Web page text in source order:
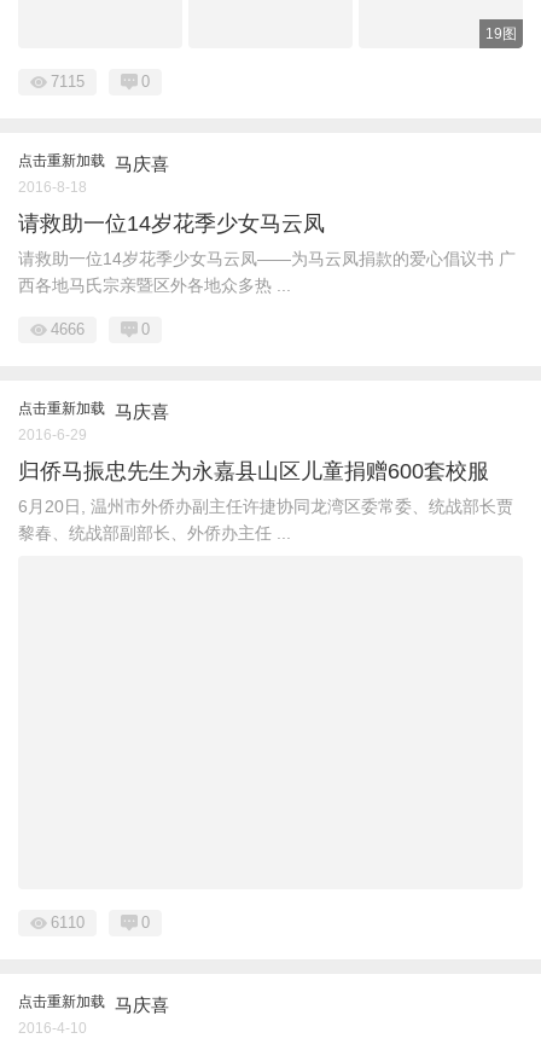
19图
7115 0
点击重新加载 马庆喜
2016-8-18
请救助一位14岁花季少女马云凤
请救助一位14岁花季少女马云凤——为马云凤捐款的爱心倡议书 广
西各地马氏宗亲暨区外各地众多热 ...
4666 0
点击重新加载 马庆喜
2016-6-29
归侨马振忠先生为永嘉县山区儿童捐赠600套校服
6月20日, 温州市外侨办副主任许捷协同龙湾区委常委、统战部长贾
黎春、统战部副部长、外侨办主任 ...
6110 0
点击重新加载 马庆喜
2016-4-10